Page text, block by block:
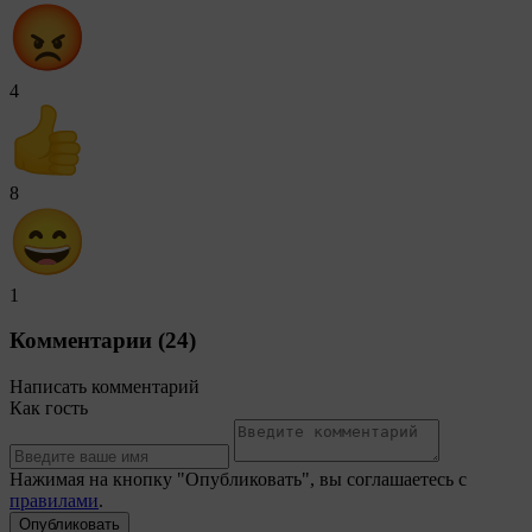
4
8
1
Комментарии (24)
Написать комментарий
Как гость
Нажимая на кнопку "Опубликовать", вы соглашаетесь с
правилами.